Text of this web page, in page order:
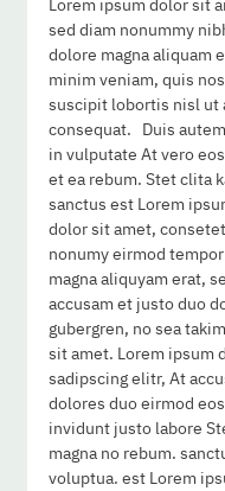
Lorem ipsum dolor sit
sed diam nonummy
dolore magna aliquam
minim veniam, quis
suscipit lobortis nisl ut
consequat. Duis
in vulputate At vero
et ea rebum. Stet clita
sanctus est Lorem
dolor sit amet,
nonumy eirmod
magna aliquyam erat,
accusam et justo duo
gubergren, no sea
sit amet. Lorem ipsum
sadipscing elitr, At
dolores duo eirmod
invidunt justo labore
magna no rebum.
voluptua. est Lorem